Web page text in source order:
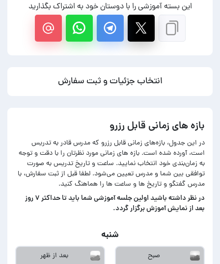
این بسته آموزشی را با دوستان خود به اشتراک بگذارید
انتخاب جزئیات و ثبت سفارش
بازه های زمانی قابل رزرو
در این جدول، بازه‌های زمانی قابل رزرو که مدرس قادر به تدریس
است، آورده شده است. بازه های زمانی مورد نظرتان را با دقت و توجه
به زمان‌بندی خود انتخاب نمایید. ساعت و تاریخ تدریس به صورت
توافقی بین شما و مدرس تعیین می‌شود. لطفا قبل از ثبت سفارش، با
مدرس گفتگو و تاریخ ها و ساعت ها را هماهنگ کنید.
در‌ نظر داشته باشید اولین جلسه آموزشی شما باید تا حداکثر ۷ روز
بعد از نمایش آموزش برگزار گردد.
شنبه
صبح بعد از ظهر